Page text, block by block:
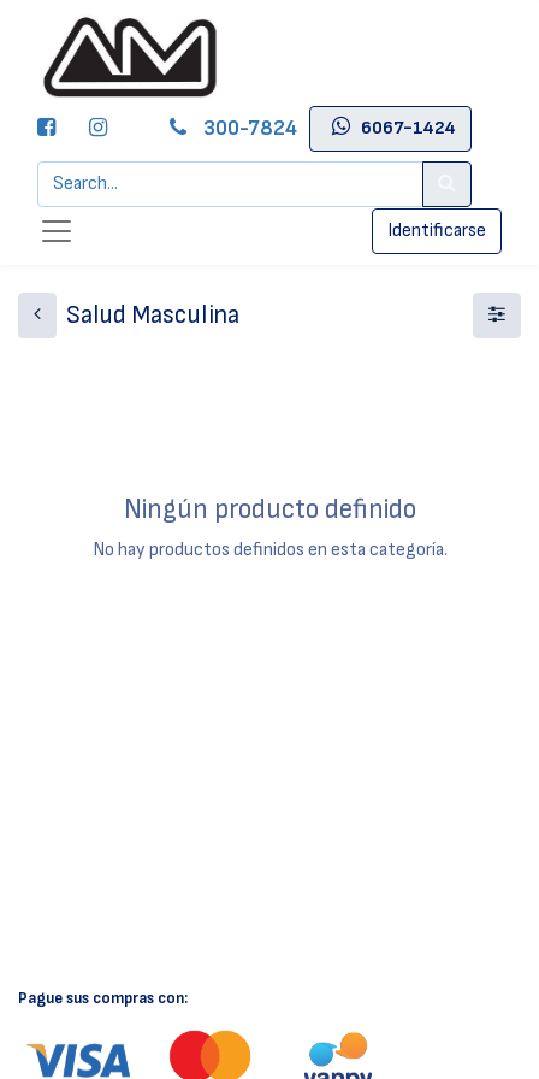
300-7824 6067-1424
Identificarse
Salud Masculina
Ningún producto definido
No hay productos definidos en esta categoría.
Pague sus compras con: